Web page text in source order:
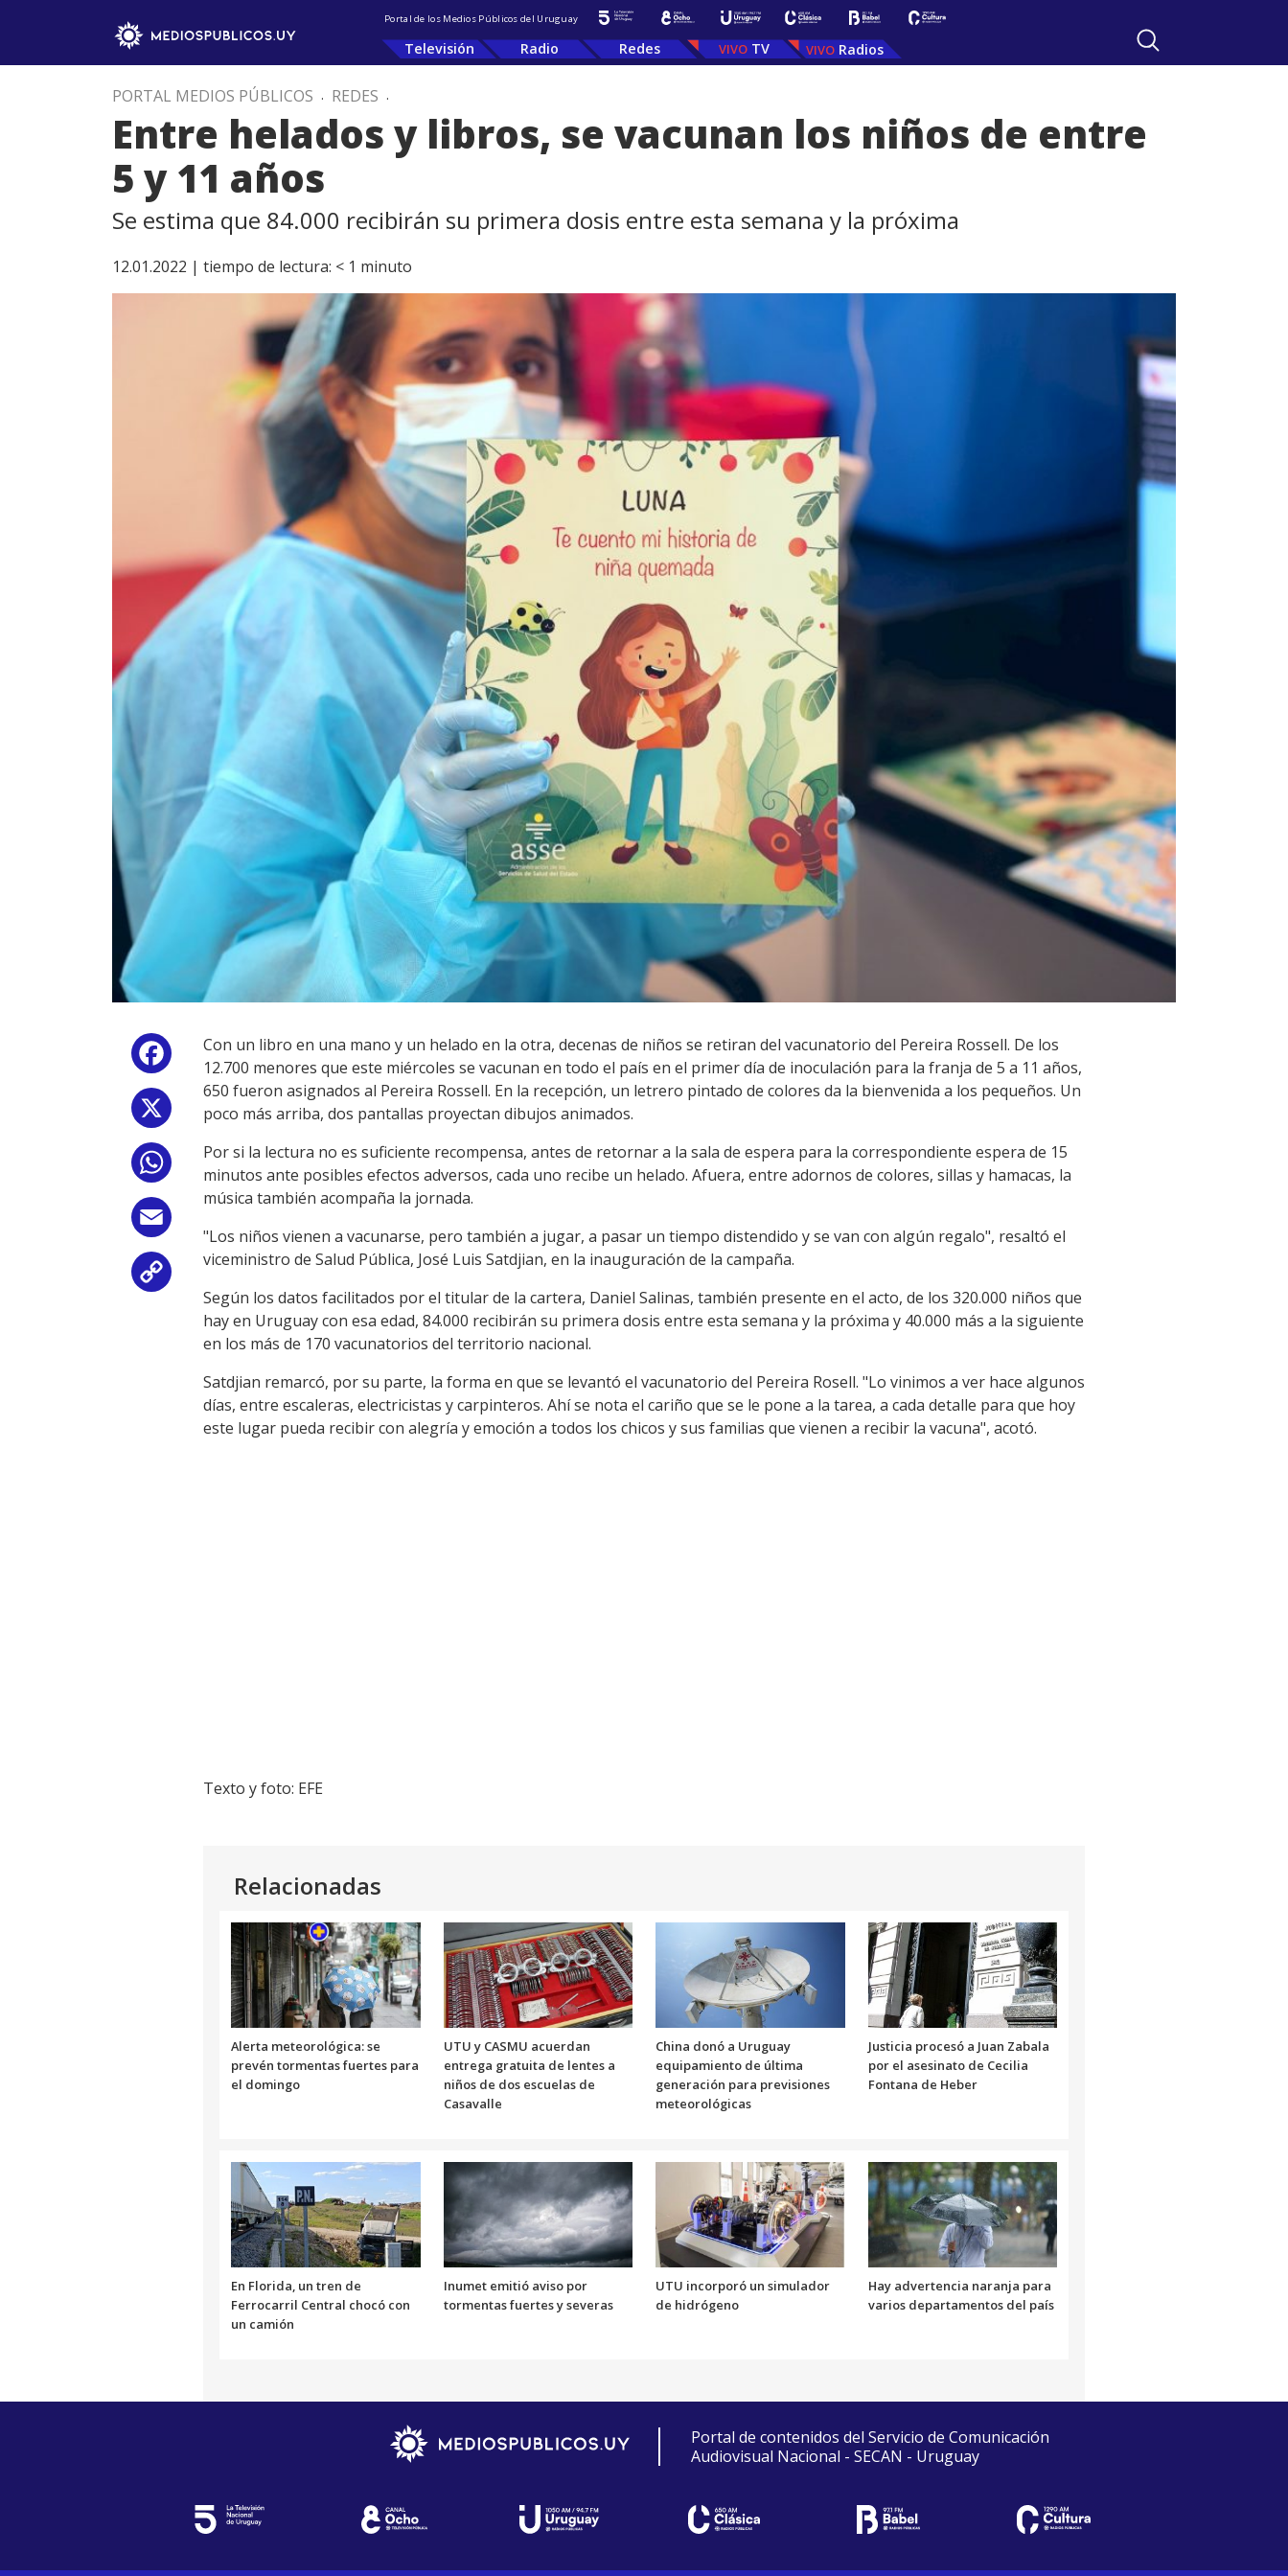
Portal de los Medios Públicos del Uruguay
Televisión Radio Redes TV Radios
PORTAL MEDIOS PÚBLICOS . REDES .
Entre helados y libros, se vacunan los niños de entre
5 y 11 años
Se estima que 84.000 recibirán su primera dosis entre esta semana y la próxima
12.01.2022 | tiempo de lectura: < 1 minuto
Facebook
WhatsApp
Link
Con un libro en una mano y un helado en la otra, decenas de niños se retiran del vacunatorio del Pereira Rossell. De los
12.700 menores que este miércoles se vacunan en todo el país en el primer día de inoculación para la franja de 5 a 11 años,
650 fueron asignados al Pereira Rossell. En la recepción, un letrero pintado de colores da la bienvenida a los pequeños. Un
poco más arriba, dos pantallas proyectan dibujos animados.
Por si la lectura no es suficiente recompensa, antes de retornar a la sala de espera para la correspondiente espera de 15
minutos ante posibles efectos adversos, cada uno recibe un helado. Afuera, entre adornos de colores, sillas y hamacas, la
música también acompaña la jornada.
"Los niños vienen a vacunarse, pero también a jugar, a pasar un tiempo distendido y se van con algún regalo", resaltó el
viceministro de Salud Pública, José Luis Satdjian, en la inauguración de la campaña.
Según los datos facilitados por el titular de la cartera, Daniel Salinas, también presente en el acto, de los 320.000 niños que
hay en Uruguay con esa edad, 84.000 recibirán su primera dosis entre esta semana y la próxima y 40.000 más a la siguiente
en los más de 170 vacunatorios del territorio nacional.
Satdjian remarcó, por su parte, la forma en que se levantó el vacunatorio del Pereira Rosell. "Lo vinimos a ver hace algunos
días, entre escaleras, electricistas y carpinteros. Ahí se nota el cariño que se le pone a la tarea, a cada detalle para que hoy
este lugar pueda recibir con alegría y emoción a todos los chicos y sus familias que vienen a recibir la vacuna", acotó.
Texto y foto: EFE
Relacionadas
Alerta meteorológica: se
prevén tormentas fuertes para
el domingo
UTU y CASMU acuerdan
entrega gratuita de lentes a
niños de dos escuelas de
Casavalle
China donó a Uruguay
equipamiento de última
generación para previsiones
meteorológicas
Justicia procesó a Juan Zabala
por el asesinato de Cecilia
Fontana de Heber
En Florida, un tren de
Ferrocarril Central chocó con
un camión
Inumet emitió aviso por
tormentas fuertes y severas
UTU incorporó un simulador
de hidrógeno
Hay advertencia naranja para
varios departamentos del país
Portal de contenidos del Servicio de Comunicación
Audiovisual Nacional - SECAN - Uruguay